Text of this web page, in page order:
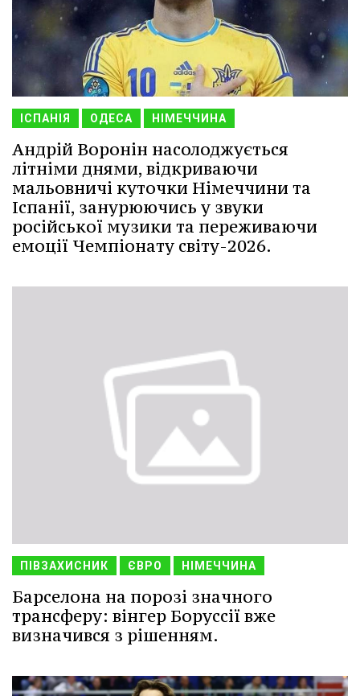
ІСПАНІЯ ОДЕСА НІМЕЧЧИНА
Андрій Воронін насолоджується
літніми днями, відкриваючи
мальовничі куточки Німеччини та
Іспанії, занурюючись у звуки
російської музики та переживаючи
емоції Чемпіонату світу-2026.
ПІВЗАХИСНИК ЄВРО НІМЕЧЧИНА
Барселона на порозі значного
трансферу: вінгер Боруссії вже
визначився з рішенням.